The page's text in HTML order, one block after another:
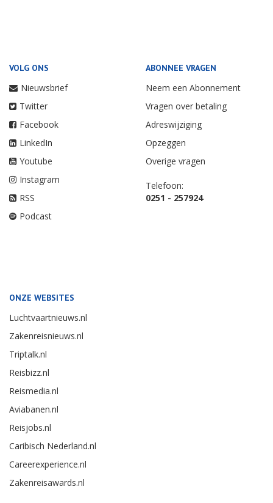
VOLG ONS
Nieuwsbrief
Twitter
Facebook
LinkedIn
Youtube
Instagram
RSS
Podcast
ABONNEE VRAGEN
Neem een Abonnement
Vragen over betaling
Adreswijziging
Opzeggen
Overige vragen
Telefoon:
0251 - 257924
ONZE WEBSITES
Luchtvaartnieuws.nl
Zakenreisnieuws.nl
Triptalk.nl
Reisbizz.nl
Reismedia.nl
Aviabanen.nl
Reisjobs.nl
Caribisch Nederland.nl
Careerexperience.nl
Zakenreisawards.nl